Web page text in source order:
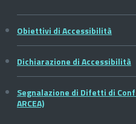
Obiettivi di Accessibilità
Dichiarazione di Accessibilità
Segnalazione di Difetti di
ARCEA)